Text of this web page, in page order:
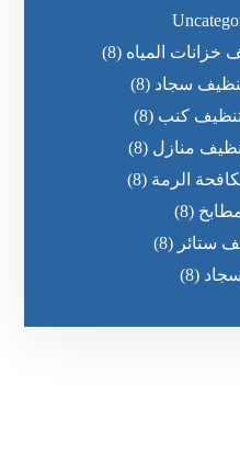
المياه (8)
سجاد (8)
كنب (8)
منازل (8)
الرمة (8)
(8)
ستائر (8)
(8)